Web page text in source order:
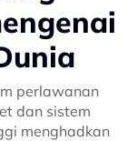
perlawanan
dan sistem
menghadkan